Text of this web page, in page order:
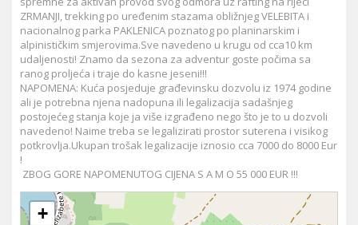
ZRMANJI, trekking po uređenim stazama obližnjeg VELEBITA i
nacionalnog parka PAKLENICA poznatog po planinarskim i
alpinističkim smjerovima.Sve navedeno u krugu od cca10 km
udaljenosti! Znamo da sezona za adventur goste počima sa
ranog proljeća i traje do kasne jeseni!!!
NAPOMENA: Kuća posjeduje građevinsku dozvolu iz 1974 godine
ali je potrebna njena nadopuna ili legalizacija sadašnjeg
postojećeg stanja koje ja više izgrađeno nego što je to u dozvoli
navedeno! Naime treba se legalizirati prostor suterena i visikog
potkrovlja.Ukupan trošak legalizacije iznosio cca 7000 do 8000 Eur
!
ZBOG GORE NAPOMENUTOG CIJENA S A M O 55 000 EUR !!!
+